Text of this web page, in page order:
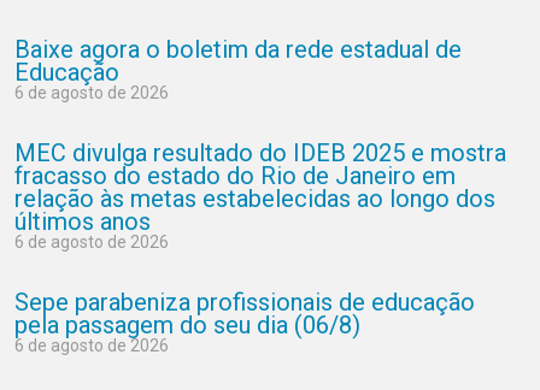
Baixe agora o boletim da rede estadual de
Educação
6 de agosto de 2026
MEC divulga resultado do IDEB 2025 e mostra
fracasso do estado do Rio de Janeiro em
relação às metas estabelecidas ao longo dos
últimos anos
6 de agosto de 2026
Sepe parabeniza profissionais de educação
pela passagem do seu dia (06/8)
6 de agosto de 2026